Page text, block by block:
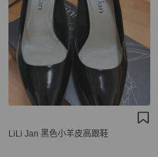
LiLi Jan 黑色小羊皮高跟鞋